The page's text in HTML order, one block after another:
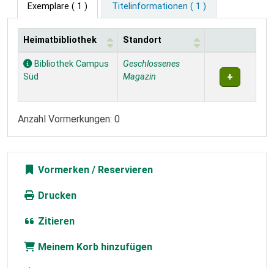
Exemplare ( 1 ) Titelinformationen ( 1 )
Exemplare
Heimatbibliothek Standort
Bibliothek Campus
Süd
Geschlossenes
Magazin
Anzahl Vormerkungen: 0
Vormerken
Drucken
Zitieren
Meinem Korb hinzufügen